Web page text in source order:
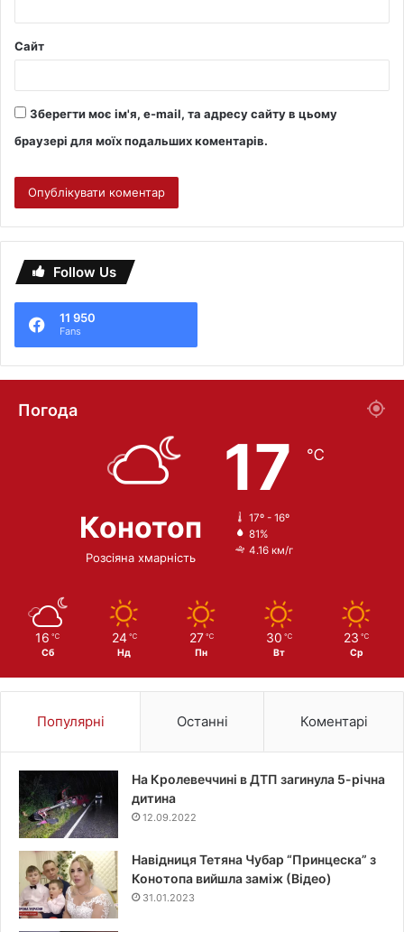
Сайт
Зберегти моє ім'я, e-mail, та адресу сайту в цьому
браузері для моїх подальших коментарів.
Follow Us
11 950
Fans
Погода
Конотоп
Розсіяна хмарність
17 ℃
17º - 16º
81%
4.16 км/г
16 ℃
Сб
24 ℃
Нд
27 ℃
Пн
30 ℃
Вт
23 ℃
Ср
Популярні Останні Коментарі
На Кролевеччині в ДТП загинула 5-річна
дитина
12.09.2022
Навідниця Тетяна Чубар “Принцеска” з
Конотопа вийшла заміж (Відео)
31.01.2023